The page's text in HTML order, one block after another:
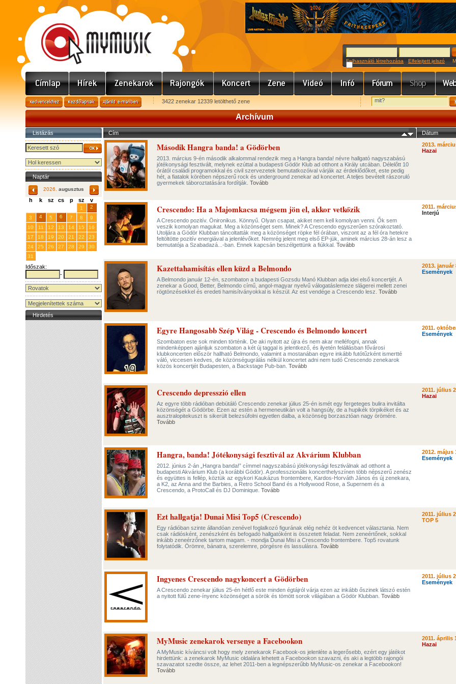
Felhasználó létrehozása Elfelejtett jelszó
3422 zenekar 12339 letölthető zene
Archívum
Listázás
Naptár
2026. augusztus
h k sz cs p sz v
1
2
3
4 5 6 7 8
9
10
11 12 13 14 15
16
17
18 19 20 21 22
23
24
25 26 27 28 29
30
31
Időszak:
-
Hirdetés
Cím Dátum
Második Hangra banda! a Gödörben
2013. március 9-én második alkalommal rendezik meg a Hangra banda! névre hallgató nagyszabású
jótékonysági fesztivált, melynek ezúttal a budapesti Gödör Klub ad otthont a Király utcában. Délelőtt 10
órától családi programokkal és civil szervezetek bemutatkozóival várják az érdeklődőket, este pedig
hét, a fiatalok körében népszerű rock és underground zenekar ad koncertet. A teljes bevételt rászoruló
gyermekek táboroztatására fordítják. Tovább
2013.
Hazai
Crescendo: Ha a Majomkacsa mégsem jön el, akkor vetkőzik
A Crescendo pozitív. Önironikus. Könnyű. Olyan csapat, akiket nem kell komolyan venni. Ők sem
veszik komolyan magukat. Meg a közönséget sem. Minek? A Crescendo egyszerűen szórakoztató.
Utoljára a Gödör Klubban táncoltatták meg a közönséget röpke fél órában, viszont az a fél óra hetekre
feltöltötte pozitív energiával a jelenlévőket. Nemrég jelent meg első EP-jük, aminek március 28-án lesz a
bemutatója a Szabadazá...-ban. Ennek kapcsán beszélgettünk a fiúkkal. Tovább
2011.
Interjú
Kazettahamisítás ellen küzd a Belmondo
A Belmondo január 12-én, szombaton a budapesti Gozsdu Manó Klubban adja idei első koncertjét. A
zenekar a Good, Better, Belmondo című, angol-magyar nyelvű válogatáslemeze slágerei mellett zenei
rögtönzésekkel és eredeti hamisítványokkal is készül. Az est vendége a Crescendo lesz. Tovább
2013. január
Események
Egyre Hangosabb Szép Világ - Crescendo és Belmondo koncert
Szombaton este sok minden történik. De aki nyitott az újra és nem akar melléfogni, annak
mindenképpen ajánljuk szombaton a két új taggal is jelentkező, és ilyetén felállásban fővárosi
klubkoncerten először hallható Belmondo, valamint a mostanában egyre inkább futótűzként ismertté
váló, viccesen kedves, de közönségugrálás nélkül koncertet adni nem tudó Crescendo zenekarok
közös koncertjét Budapesten, a Backstage Pub-ban. Tovább
2011.
Események
Crescendo depresszió ellen
Az egyre több rádióban debütáló Crescendo zenekar július 25-én ismét egy fergeteges bulira invitálta
közönségét a Gödörbe. Ezen az estén a hermeneutikán volt a hangsúly, de a hupikék törpikéket és az
ausztralopitekuszt is sikerült belezsúfolni egyetlen dalba, a közönség borzasztóan nagy örömére.
Tovább
2011. július
Hazai
Hangra, banda! Jótékonysági fesztivál az Akvárium Klubban
2012. június 2-án „Hangra banda!” címmel nagyszabású jótékonysági fesztiválnak ad otthont a
budapesti Akvárium Klub (a korábbi Gödör). A professzionális koncerthelyszínen több népszerű zenész
és együttes is fellép, köztük az egykori Kaukázus frontembere, Kardos-Horváth János és új zenekara,
a K2, az Anna and the Barbies, a Retro School Band és a Hollywood Rose, a Supernem és a
Crescendo, a ProtoCall és DJ Dominique. Tovább
2012. május
Események
Ezt hallgatja! Dunai Misi Top5 (Crescendo)
Egy rádióban szinte állandóan zenével foglalkozó figurának elég nehéz öt kedvencet választania. Nem
csak rádiósként, zenészként és befogadó hallgatóként is összetett feladat. Nem zeneértőnek, sokkal
inkább zeneérzőnek tartom magam. - mondja Dunai Misi a Crescendo frontembere. Top5 rovatunk
folytatódik. Örömre, bánatra, szerelemre, pörgésre és lassulásra. Tovább
2011. július
TOP 5
Ingyenes Crescendo nagykoncert a Gödörben
A Crescendo zenekar július 25-én hétfő este minden égtájról várja ezen az inkább őszinek látszó estén
a nyitott fülű zene-ínyenc közönséget a sörök és tömött sorok világában a Gödör Klubban. Tovább
2011. július
Események
MyMusic zenekarok versenye a Facebookon
A MyMusic kíváncsi volt hogy mely zenekarok Facebook-os jelenléte a legerősebb, ezért egy játékot
hirdettünk: a zenekarok MyMusic oldalára lehetett a Facebookon szavazni, és aki a legtöbb rajongói
szavazatot szedte össze, az lehet 2011-ben a legnépszerűbb MyMusic-os zenekar a Facebookon!
Tovább
2011. április
Hazai